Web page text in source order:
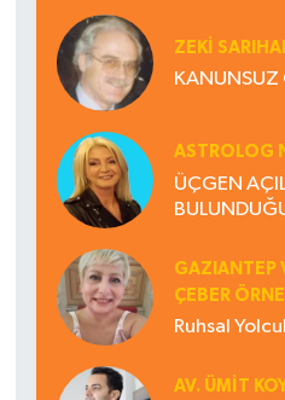
ZEKI
KANUNSUZ
ASTROLOG
ÜÇGEN
GAZIANTEP
ÇEBER
Ruhsal
AV. ÜMIT